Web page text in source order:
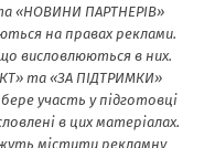
«НОВИНИ ПАРТНЕРІВ»
на правах реклами.
висловлюються в них.
та «ЗА ПІДТРИМКИ»
участь у підготовці
в цих матеріалах.
містити рекламну